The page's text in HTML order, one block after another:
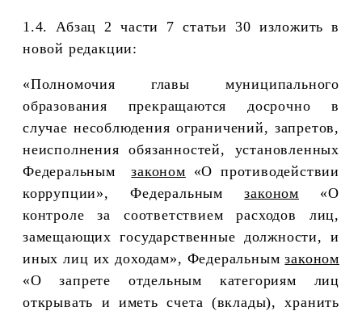
1.4. Абзац 2 части 7 статьи 30 изложить в
новой редакции:
«Полномочия главы муниципального
образования прекращаются досрочно в
случае несоблюдения ограничений, запретов,
неисполнения обязанностей, установленных
Федеральнымзаконом «О противодействии
коррупции», Федеральнымзаконом «О
контроле за соответствием расходов лиц,
замещающих государственные должности, и
иных лиц их доходам», Федеральнымзаконом
«О запрете отдельным категориям лиц
открывать и иметь счета (вклады), хранить